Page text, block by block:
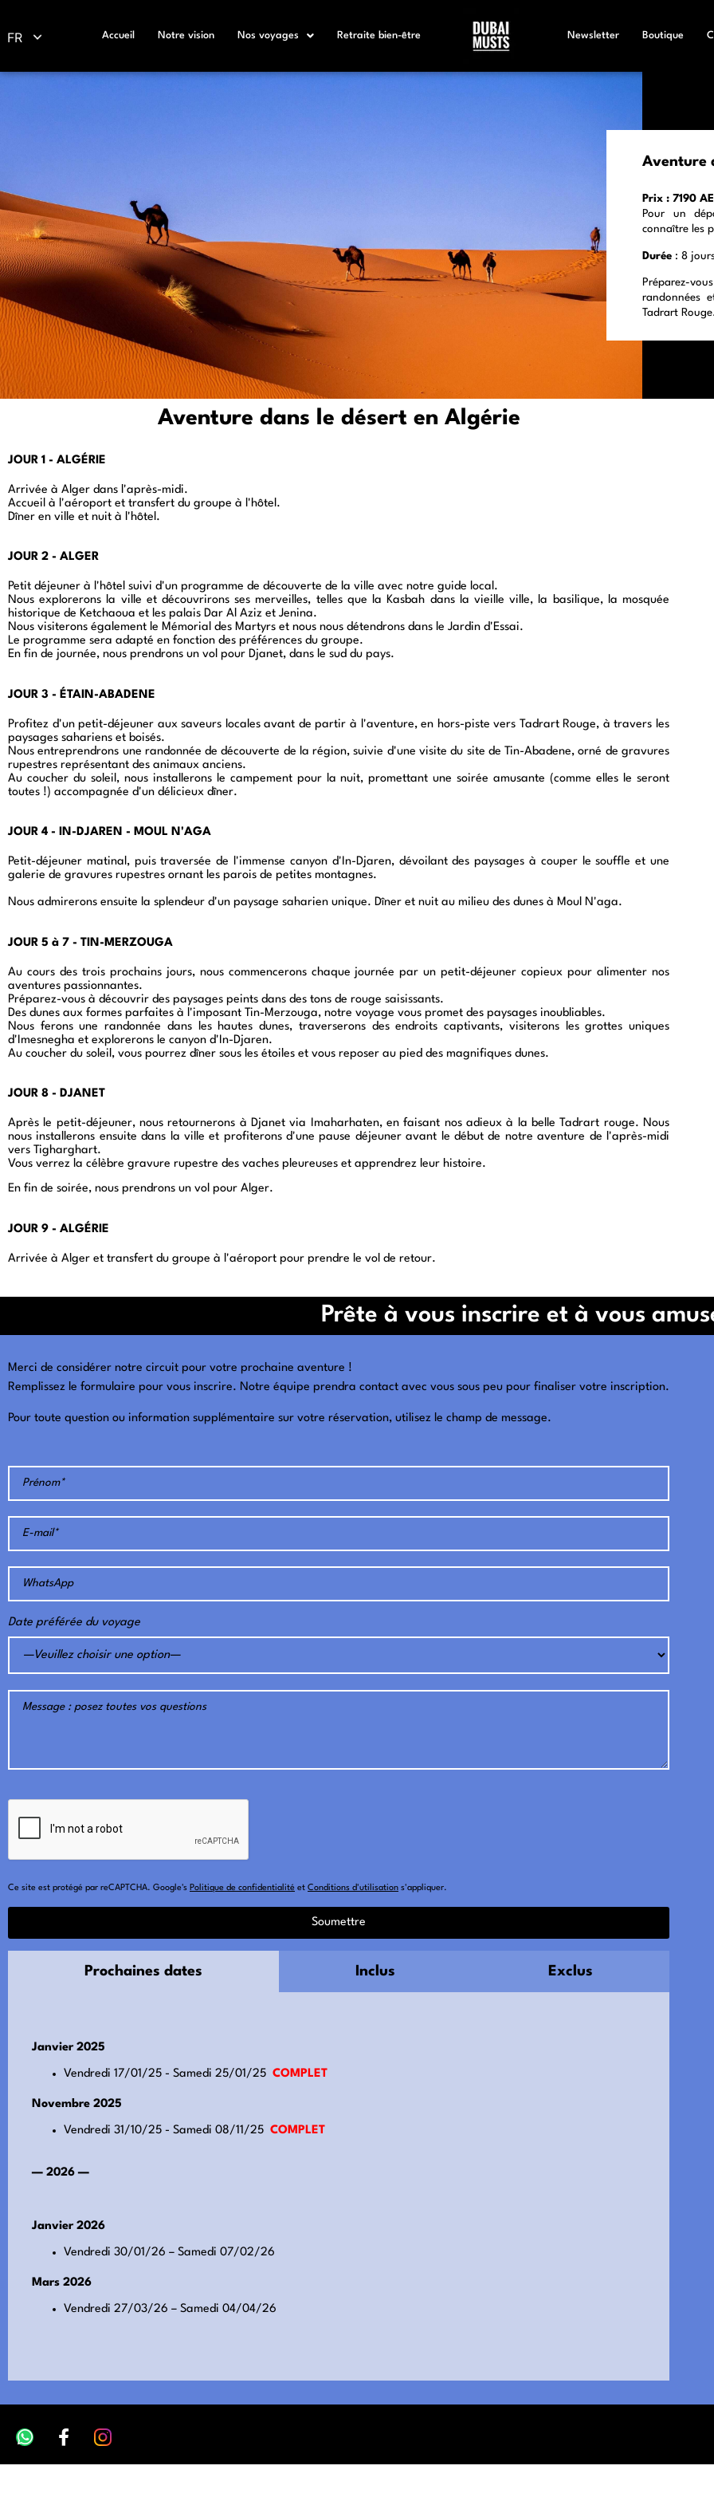
FR Accueil Notre vision Nos voyages Retraite bien-être Newsletter Boutique
Aventure
Prix : 7190
Pour un
connaître les
Durée : 8
Préparez-
randonnées
Tadrart
Aventure dans le désert en Algérie
JOUR 1 - ALGÉRIE
Arrivée à Alger dans l'après-midi.
Accueil à l'aéroport et transfert du groupe à l'hôtel.
Dîner en ville et nuit à l'hôtel.
JOUR 2 - ALGER
Petit déjeuner à l'hôtel suivi d'un programme de découverte de la ville avec notre guide local.
Nous explorerons la ville et découvrirons ses merveilles, telles que la Kasbah dans la vieille ville, la basilique, la mosquée
historique de Ketchaoua et les palais Dar Al Aziz et Jenina.
Nous visiterons également le Mémorial des Martyrs et nous nous détendrons dans le Jardin d'Essai.
Le programme sera adapté en fonction des préférences du groupe.
En fin de journée, nous prendrons un vol pour Djanet, dans le sud du pays.
JOUR 3 - ÉTAIN-ABADENE
Profitez d'un petit-déjeuner aux saveurs locales avant de partir à l'aventure, en hors-piste vers Tadrart Rouge, à travers les
paysages sahariens et boisés.
Nous entreprendrons une randonnée de découverte de la région, suivie d'une visite du site de Tin-Abadene, orné de gravures
rupestres représentant des animaux anciens.
Au coucher du soleil, nous installerons le campement pour la nuit, promettant une soirée amusante (comme elles le seront
toutes !) accompagnée d'un délicieux dîner.
JOUR 4 - IN-DJAREN - MOUL N'AGA
Petit-déjeuner matinal, puis traversée de l'immense canyon d'In-Djaren, dévoilant des paysages à couper le souffle et une
galerie de gravures rupestres ornant les parois de petites montagnes.
Nous admirerons ensuite la splendeur d'un paysage saharien unique. Dîner et nuit au milieu des dunes à Moul N'aga.
JOUR 5 à 7 - TIN-MERZOUGA
Au cours des trois prochains jours, nous commencerons chaque journée par un petit-déjeuner copieux pour alimenter nos
aventures passionnantes.
Préparez-vous à découvrir des paysages peints dans des tons de rouge saisissants.
Des dunes aux formes parfaites à l'imposant Tin-Merzouga, notre voyage vous promet des paysages inoubliables.
Nous ferons une randonnée dans les hautes dunes, traverserons des endroits captivants, visiterons les grottes uniques
d'Imesnegha et explorerons le canyon d'In-Djaren.
Au coucher du soleil, vous pourrez dîner sous les étoiles et vous reposer au pied des magnifiques dunes.
JOUR 8 - DJANET
Après le petit-déjeuner, nous retournerons à Djanet via Imaharhaten, en faisant nos adieux à la belle Tadrart rouge. Nous
nous installerons ensuite dans la ville et profiterons d'une pause déjeuner avant le début de notre aventure de l'après-midi
vers Tigharghart.
Vous verrez la célèbre gravure rupestre des vaches pleureuses et apprendrez leur histoire.
En fin de soirée, nous prendrons un vol pour Alger.
JOUR 9 - ALGÉRIE
Arrivée à Alger et transfert du groupe à l'aéroport pour prendre le vol de retour.
Prête à vous inscrire et à vous
Merci de considérer notre circuit pour votre prochaine aventure !
Remplissez le formulaire pour vous inscrire. Notre équipe prendra contact avec vous sous peu pour finaliser votre inscription.
Pour toute question ou information supplémentaire sur votre réservation, utilisez le champ de message.
Date préférée du voyage
Ce site est protégé par reCAPTCHA. Google's Politique de confidentialité et Conditions d'utilisation s'appliquer.
Prochaines dates Inclus Exclus
Janvier 2025
Vendredi 17/01/25 - Samedi 25/01/25 COMPLET
Novembre 2025
Vendredi 31/10/25 - Samedi 08/11/25 COMPLET
— 2026 —
Janvier 2026
Vendredi 30/01/26 – Samedi 07/02/26
Mars 2026
Vendredi 27/03/26 – Samedi 04/04/26